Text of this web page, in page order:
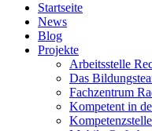
Startseite
News
Blog
Projekte
Arbeitsstelle
Das
Fachzentrum
Kompetent in